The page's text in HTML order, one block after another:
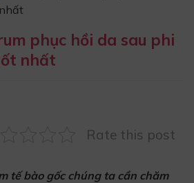
phục hồi da sau phi
nhất
Rate this post
tế bào gốc chúng ta cần chăm